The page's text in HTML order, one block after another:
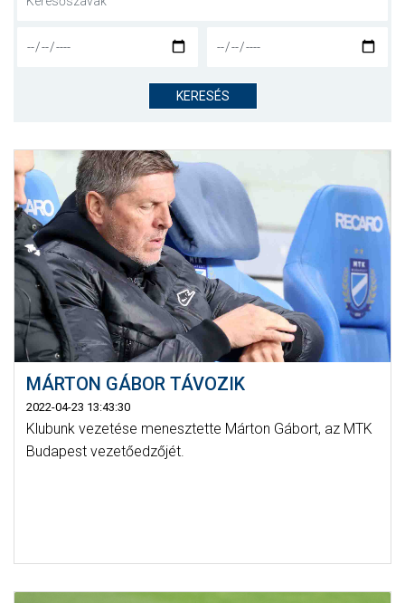
NYITÓLAP
CSAPATOK
KLUB
GALÉRIA
SZURKOLÓI ÉLMÉNYEK
AKKREDITÁCIÓ
KERESÉS
MÁRTON GÁBOR TÁVOZIK
2022-04-23 13:43:30
Klubunk vezetése menesztette Márton Gábort, az MTK
Budapest vezetőedzőjét.